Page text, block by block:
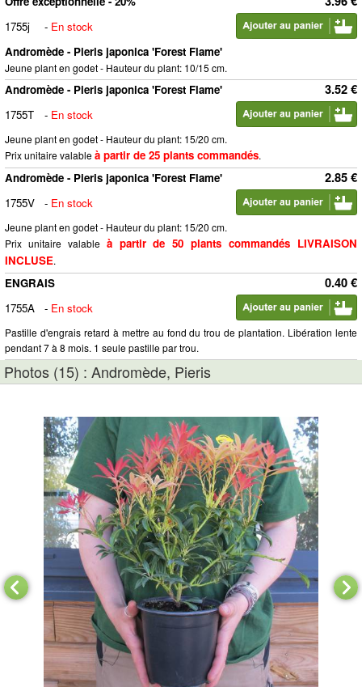
1755j
- En stock
Andromède - Pieris japonica 'Forest Flame'
Jeune plant en godet - Hauteur du plant: 10/15 cm.
3.52 €
Andromède - Pieris japonica 'Forest Flame'
1755T
- En stock
Jeune plant en godet - Hauteur du plant: 15/20 cm.
Prix unitaire valableà partir de 25 plants commandés.
2.85 €
Andromède - Pieris japonica 'Forest Flame'
1755V
- En stock
Jeune plant en godet - Hauteur du plant: 15/20 cm.
Prix unitaire valable à partir de 50 plants commandés LIVRAISON
INCLUSE.
0.40 €
ENGRAIS
1755A
- En stock
Pastille d'engrais retard à mettre au fond du trou de plantation. Libération lente
pendant 7 à 8 mois. 1 seule pastille par trou.
Photos (15) : Andromède, Pieris